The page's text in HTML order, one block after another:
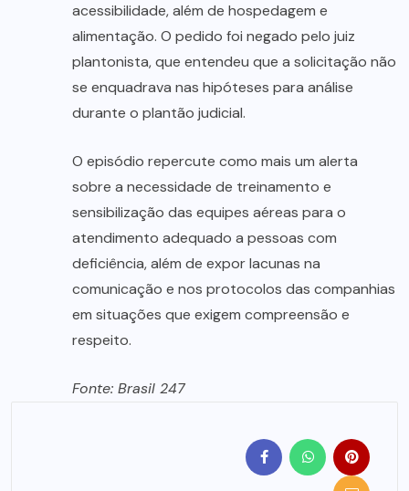
acessibilidade, além de hospedagem e
alimentação. O pedido foi negado pelo juiz
plantonista, que entendeu que a solicitação não
se enquadrava nas hipóteses para análise
durante o plantão judicial.
O episódio repercute como mais um alerta
sobre a necessidade de treinamento e
sensibilização das equipes aéreas para o
atendimento adequado a pessoas com
deficiência, além de expor lacunas na
comunicação e nos protocolos das companhias
em situações que exigem compreensão e
respeito.
Fonte: Brasil 247